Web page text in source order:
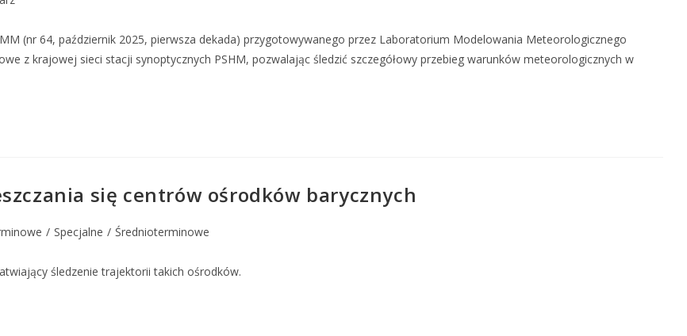
(nr 64, październik 2025, pierwsza dekada) przygotowywanego przez Laboratorium Modelowania Meteorologicznego
z krajowej sieci stacji synoptycznych PSHM, pozwalając śledzić szczegółowy przebieg warunków meteorologicznych w
się centrów ośrodków barycznych
/ Specjalne / Średnioterminowe
śledzenie trajektorii takich ośrodków.